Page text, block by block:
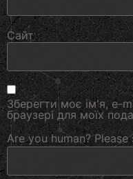
Сайт
Зберегти моє ім'я, e-
браузері для моїх
Are you human? Please